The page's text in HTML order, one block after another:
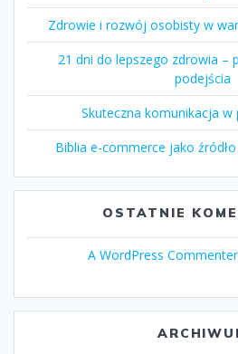
Zdrowie i rozwój osobisty w
21 dni do lepszego zdrowia –
podejścia
Skuteczna komunikacja w
Biblia e-commerce jako
OSTATNIE
A WordPress Commenter